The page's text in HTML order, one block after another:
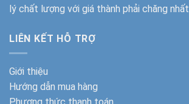
lý chất lượng với giá thành phải chăng nhất.
LIÊN KẾT HỖ TRỢ
Giới thiệu
Hướng dẫn mua hàng